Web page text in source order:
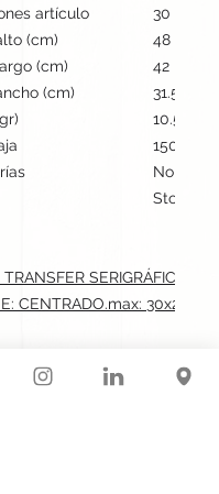
artículo
30 cm /
(cm)
48
(cm)
42
(cm)
31.5
10.5
150
No
Stock
TRANSFER SERIGRÁFICO:
CENTRADO.max: 30x23 cm